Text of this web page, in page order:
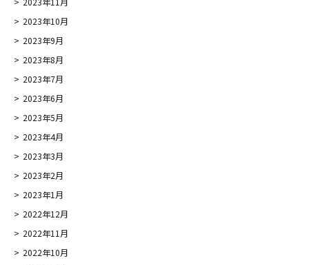
2023年10月
2023年9月
2023年8月
2023年7月
2023年6月
2023年5月
2023年4月
2023年3月
2023年2月
2023年1月
2022年12月
2022年11月
2022年10月